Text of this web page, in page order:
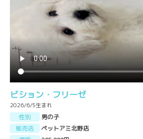
ビション・フリーゼ
2026/6/5生まれ
性別
男の子
販売店
ペットアミ北野店